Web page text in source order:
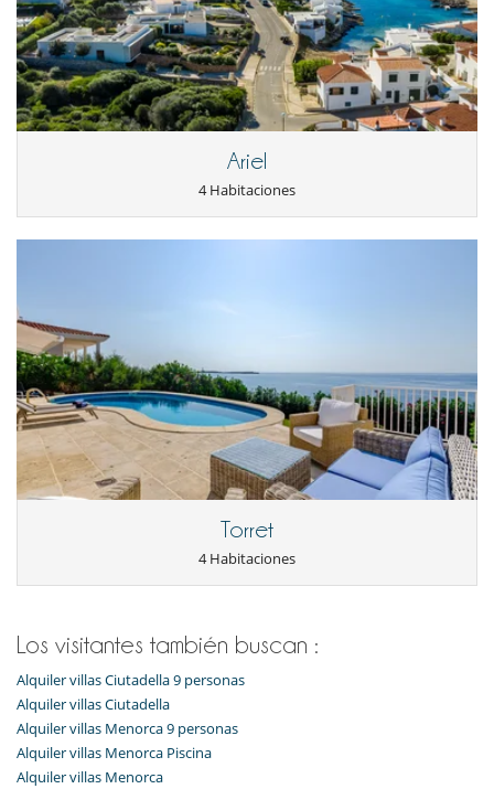
Ariel
4 Habitaciones
Torret
4 Habitaciones
Los visitantes también buscan :
Alquiler villas Ciutadella 9 personas
Alquiler villas Ciutadella
Alquiler villas Menorca 9 personas
Alquiler villas Menorca Piscina
Alquiler villas Menorca